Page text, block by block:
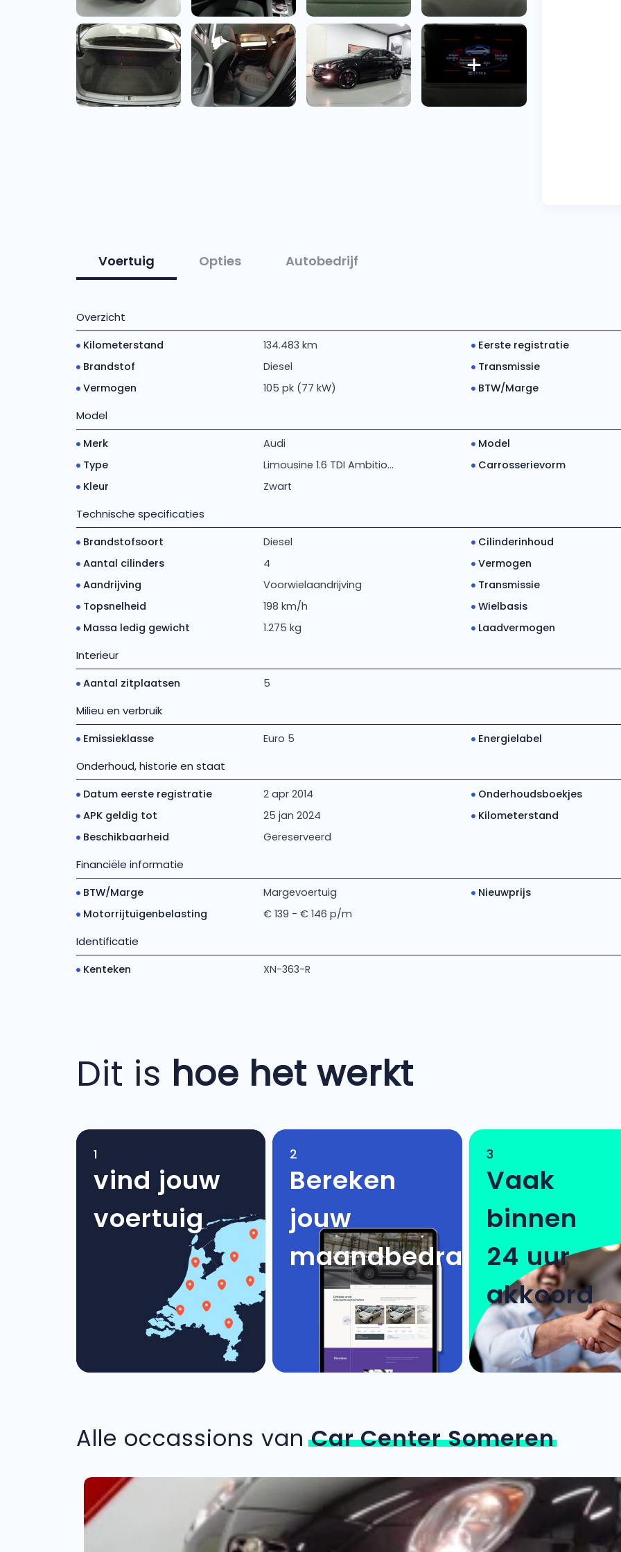
Voertuig Opties Autobedrijf
Overzicht
Kilometerstand 134.483 km
Eerste registratie
Brandstof
Diesel
Transmissie
Vermogen
105 pk (77 kW) BTW/Marge
Model
Merk Audi
Model
Type
Limousine 1.6 TDI Ambitio...
Carrosserievorm
Kleur
Zwart
Technische specificaties
Brandstofsoort Diesel
Cilinderinhoud
Aantal cilinders
4
Vermogen
Aandrijving
Voorwielaandrijving
Transmissie
Topsnelheid
198 km/h
Wielbasis
Massa ledig gewicht
1.275 kg Laadvermogen
Interieur
Aantal zitplaatsen 5
Milieu en verbruik
Emissieklasse Euro 5 Energielabel
Onderhoud, historie en staat
Datum eerste registratie 2 apr 2014
Onderhoudsboekjes
APK geldig tot
25 jan 2024
Kilometerstand
Beschikbaarheid
Gereserveerd
Financiële informatie
BTW/Marge Margevoertuig
Nieuwprijs
Motorrijtuigenbelasting
€ 139 - € 146 p/m
Identificatie
Kenteken XN-363-R
Dit is hoe het werkt
1
vind jouw
voertuig
2
Bereken
jouw
maandbedrag
3
Vaak
binnen
24 uur
akkoord
Alle occassions vanCar Center Someren